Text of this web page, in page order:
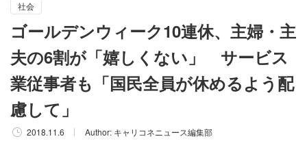
社会
ゴールデンウィーク10連休、主婦・主
夫の6割が「嬉しくない」 サービス
業従事者も「国民全員が休めるよう配
慮して」
2018.11.6 Author: キャリコネニュース編集部